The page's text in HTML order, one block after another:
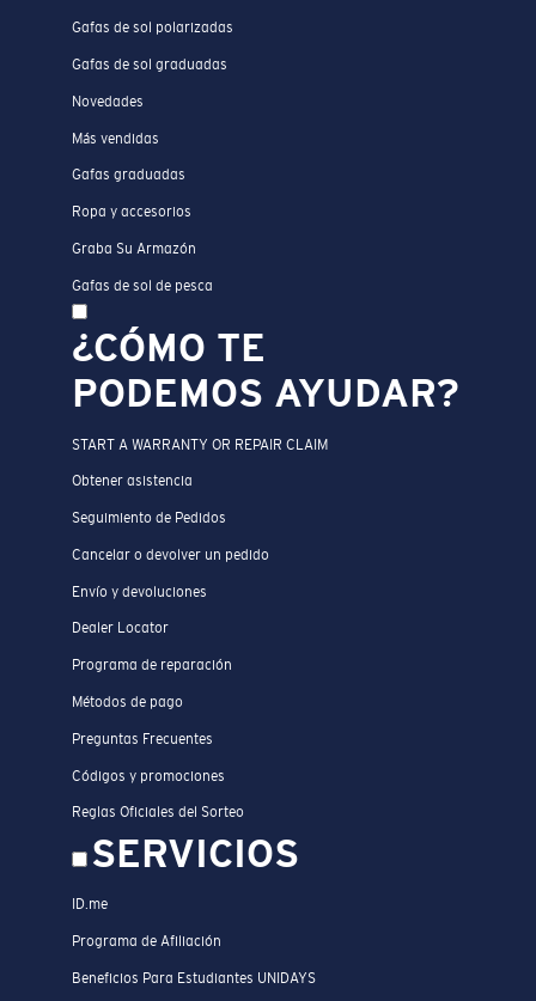
Gafas de sol polarizadas
Gafas de sol graduadas
Novedades
Más vendidas
Gafas graduadas
Ropa y accesorios
Graba Su Armazón
Gafas de sol de pesca
¿CÓMO TE
PODEMOS AYUDAR?
START A WARRANTY OR REPAIR CLAIM
Obtener asistencia
Seguimiento de Pedidos
Cancelar o devolver un pedido
Envío y devoluciones
Dealer Locator
Programa de reparación
Métodos de pago
Preguntas Frecuentes
Códigos y promociones
Reglas Oficiales del Sorteo
SERVICIOS
ID.me
Programa de Afiliación
Beneficios Para Estudiantes UNIDAYS